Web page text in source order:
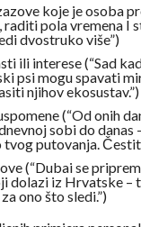
koje je osoba
raditi pola vremena I
dvostruko više”)
ili interese (“Sad
psi mogu spavati
njihov ekosustav.”)
(“Od onih
sobi do danas
putovanja.
(“Dubai se
dolazi iz Hrvatske –
ono što sledi.”)